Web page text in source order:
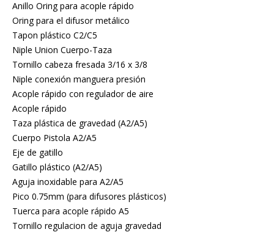
Anillo Oring para acople rápido
Oring para el difusor metálico
Tapon plástico C2/C5
Niple Union Cuerpo-Taza
Tornillo cabeza fresada 3/16 x 3/8
Niple conexión manguera presión
Acople rápido con regulador de aire
Acople rápido
Taza plástica de gravedad (A2/A5)
Cuerpo Pistola A2/A5
Eje de gatillo
Gatillo plástico (A2/A5)
Aguja inoxidable para A2/A5
Pico 0.75mm (para difusores plásticos)
Tuerca para acople rápido A5
Tornillo regulacion de aguja gravedad